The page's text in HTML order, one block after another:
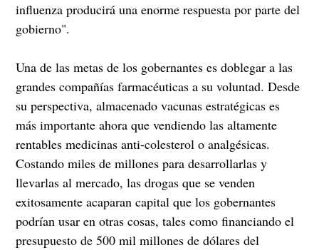
influenza producirá una enorme respuesta por parte del
gobierno".
Una de las metas de los gobernantes es doblegar a las
grandes compañías farmacéuticas a su voluntad. Desde
su perspectiva, almacenado vacunas estratégicas es
más importante ahora que vendiendo las altamente
rentables medicinas anti-colesterol o analgésicas.
Costando miles de millones para desarrollarlas y
llevarlas al mercado, las drogas que se venden
exitosamente acaparan capital que los gobernantes
podrían usar en otras cosas, tales como financiando el
presupuesto de 500 mil millones de dólares del